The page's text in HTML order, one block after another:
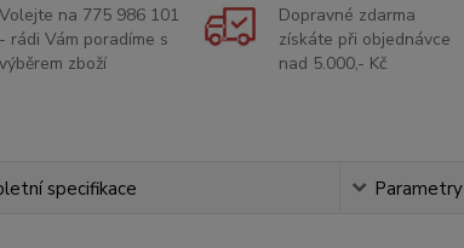
Volejte na 775 986 101
- rádi Vám poradíme s
výběrem zboží
Dopravné zdarma
získáte při objednávce
nad 5.000,- Kč
specifikace Parametry